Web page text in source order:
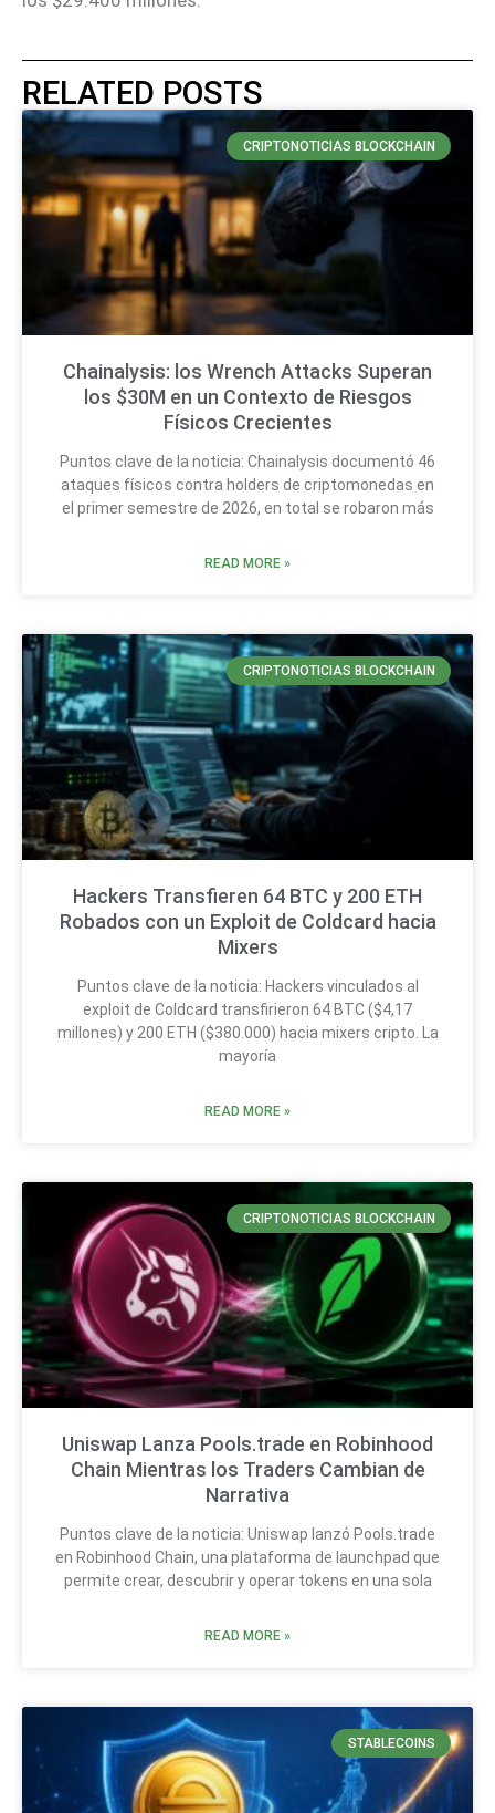
RELATED POSTS
CRIPTONOTICIAS BLOCKCHAIN
Chainalysis: los Wrench Attacks Superan
los $30M en un Contexto de Riesgos
Físicos Crecientes
Puntos clave de la noticia: Chainalysis documentó 46
ataques físicos contra holders de criptomonedas en
el primer semestre de 2026, en total se robaron más
READ MORE »
CRIPTONOTICIAS BLOCKCHAIN
Hackers Transfieren 64 BTC y 200 ETH
Robados con un Exploit de Coldcard hacia
Mixers
Puntos clave de la noticia: Hackers vinculados al
exploit de Coldcard transfirieron 64 BTC ($4,17
millones) y 200 ETH ($380.000) hacia mixers cripto. La
mayoría
READ MORE »
CRIPTONOTICIAS BLOCKCHAIN
Uniswap Lanza Pools.trade en Robinhood
Chain Mientras los Traders Cambian de
Narrativa
Puntos clave de la noticia: Uniswap lanzó Pools.trade
en Robinhood Chain, una plataforma de launchpad que
permite crear, descubrir y operar tokens en una sola
READ MORE »
STABLECOINS